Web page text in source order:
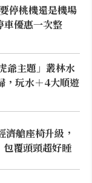
停桃機還是機場
車優惠一次整
爺主題」叢林水
，玩水＋4大順遊
艙座椅升級，
覆頭頸超好睡